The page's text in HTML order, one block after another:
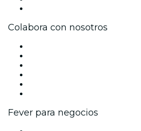
Colabora con nosotros
Fever para negocios